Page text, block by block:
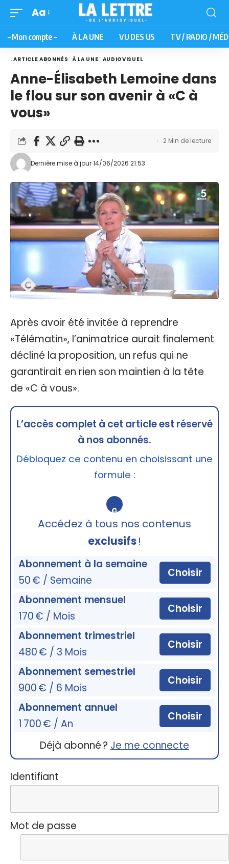
Aa
– Mon compte – À LA UNE VU DES US TV / RADIO /
. ARTICLE ABONNÉS À LA UNE AUDIOVISUEL
Anne-Élisabeth Lemoine dans
le flou sur son avenir à «C à
vous»
Dernière mise à jour 14/06/2026 21:53
2 Min de lecture
Après avoir été invitée à reprendre
«Télématin», l’animatrice aurait finalement
décliné la proposition, un refus qui ne
garantirait en rien son maintien à la tête
de «C à vous».
L’accès complet à cet article est réservé
à nos abonnés.
Débloquez ce contenu en choisissant une
formule :
🔒
Accédez à tous nos contenus
exclusifs!
Abonnement à la semaine
50 € / Semaine
Choisir
Abonnement mensuel
170 € / Mois
Choisir
Abonnement trimestriel
480 € / 3 Mois
Choisir
Abonnement semestriel
900 € / 6 Mois
Choisir
Abonnement annuel
1 700 € / An
Choisir
Déjà abonné ? Je me connecte
Identifiant
Mot de passe